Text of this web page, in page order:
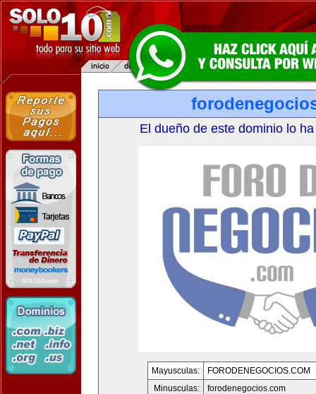
El dueño de este dominio lo
Mayusculas:
FORODENEGOCIOS.COM
Minusculas:
forodenegocios.com